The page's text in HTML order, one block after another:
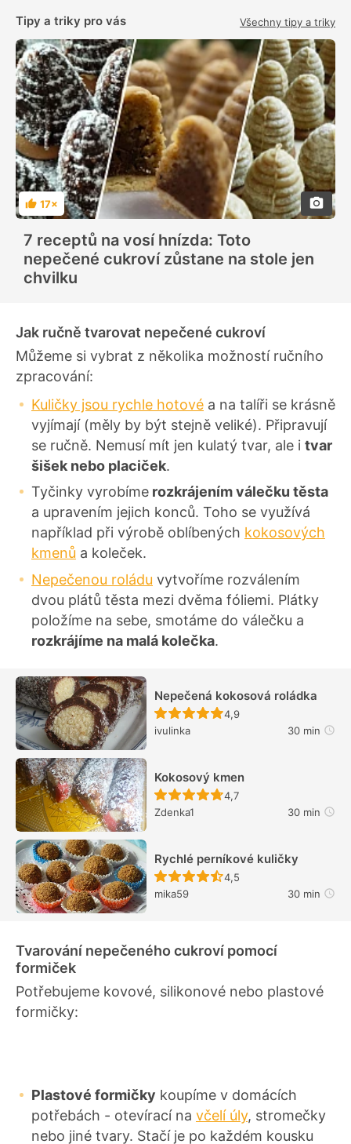
Tipy a triky pro vás Všechny tipy a triky
H
o
n
o
c
n
17×
7 receptů na vosí hnízda: Toto
nepečené cukroví zůstane na stole jen
chvilku
Jak ručně tvarovat nepečené cukroví
Můžeme si vybrat z několika možností ručního
zpracování:
Kuličky jsou rychle hotové a na talíři se krásně
vyjímají (měly by být stejně veliké). Připravují
se ručně. Nemusí mít jen kulatý tvar, ale i tvar
šišek nebo placiček.
Tyčinky vyrobíme rozkrájením válečku těsta
a upravením jejich konců. Toho se využívá
například při výrobě oblíbených kokosových
kmenů a koleček.
Nepečenou roládu vytvoříme rozválením
dvou plátů těsta mezi dvěma fóliemi. Plátky
položíme na sebe, smotáme do válečku a
rozkrájíme na malá kolečka.
Nepečená kokosová roládka
Recept ještě nebyl
4,9
ivulinka
30 min
Kokosový kmen
Recept ještě nebyl
4,7
Zdenka1
30 min
Rychlé perníkové kuličky
Recept ještě nebyl
4,5
mika59
30 min
Tvarování nepečeného cukroví pomocí
formiček
Potřebujeme kovové, silikonové nebo plastové
formičky:
Plastové formičky koupíme v domácích
potřebách - otevírací na včelí úly, stromečky
nebo jiné tvary. Stačí je po každém kousku